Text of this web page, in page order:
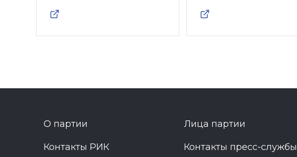
О партии Лица партии
Контакты РИК Контакты пресс-службы